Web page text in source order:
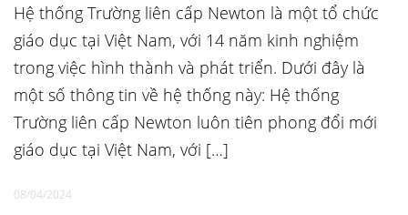
Hệ thống Trường liên cấp Newton là một tổ chức
giáo dục tại Việt Nam, với 14 năm kinh nghiệm
trong việc hình thành và phát triển. Dưới đây là
một số thông tin về hệ thống này: Hệ thống
Trường liên cấp Newton luôn tiên phong đổi mới
giáo dục tại Việt Nam, với […]
08/04/2024